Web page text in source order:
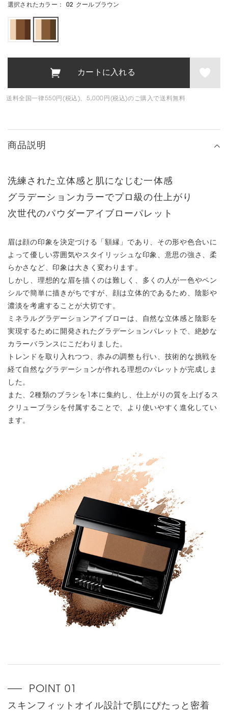
選択されたカラー： 02 クールブラウン
送料全国一律550円(税込)、5,000円(税込)のご購入で送料無料
商品説明
洗練された立体感と肌になじむ一体感
グラデーションカラーでプロ級の仕上がり
次世代のパウダーアイブローパレット
眉は顔の印象を決定づける「額縁」であり、その形や色合いに
よって優しい雰囲気やスタイリッシュな印象、意思の強さ、柔
らかさなど、印象は大きく変わります。
しかし、理想的な眉を描くのは難しく、多くの人が一色やペン
シルで簡単に描きがちですが、顔は立体的であるため、陰影や
濃淡を考慮することが大切です。
ミネラルグラデーションアイブローは、自然な立体感と陰影を
実現するために開発されたグラデーションパレットで、絶妙な
カラーバランスにこだわりました。
トレンドを取り入れつつ、赤みの調整も行い、技術的な挑戦を
経て自然なグラデーションが作れる理想のパレットが完成しま
した。
また、2種類のブラシを1本に集約し、仕上がりの質を上げるス
クリューブラシを付属することで、より使いやすく進化してい
ます。
スキンフィットオイル設計で肌にぴたっと密着